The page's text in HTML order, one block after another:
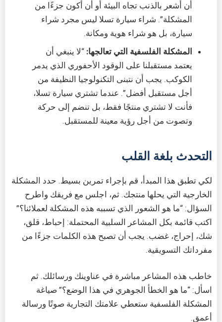
أن أشعر بالذنب تجاه البيئة أو أن أكون جزءًا من
المشكلة”. شراء سيارة تسلا ليس مجرد شراء
سيارة، بل هو شراء هوية ومكانة.
المشكلة الفلسفية التي تعالجها: “لا ينبغي أن
يعتمد مستقبلنا على الوقود الأحفوري الذي يدمر
الكوكب. يجب أن نتبنى التكنولوجيا النظيفة من
أجل مستقبل أفضل”. عندما تشتري سيارة تسلا،
فأنت لا تشتري منتجًا فقط، بل تنضم إلى حركة
وتصوت من أجل رؤية معينة للمستقبل.
التحدث بلغة القلب
لكي تطبق هذا المبدأ، قم بإجراء تمرين بسيط. حدد المشكلة
الخارجية التي يحلها منتجك. ثم، اجلس مع فريقك واطرح
السؤال: “ما هو الشعور الذي تسببه هذه المشكلة لعملائنا؟”
اكتب قائمة بكل المشاعر السلبية المحتملة: إحباط، قلق،
شك، إحراج، غضب. يجب أن تصبح هذه الكلمات جزءًا من
مفرداتك التسويقية.
خاطب هذه المشاعر مباشرة في عناوينك ورسائلك. ثم
اسأل: “ما هو الخطأ الجوهري في هذا الوضع؟” صياغة
المشكلة الفلسفية ستعطي علامتك التجارية صوتًا ورسالة
أعمق.